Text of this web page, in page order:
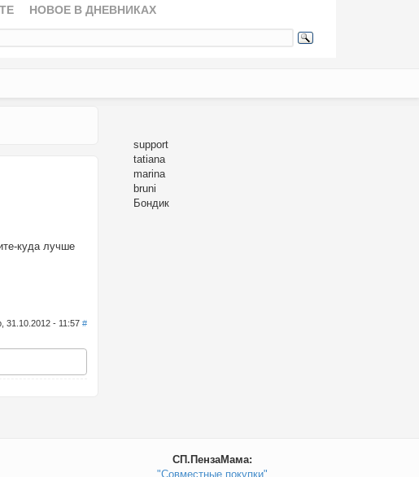
НОВОЕ В ДНЕВНИКАХ
куда лучше
31.10.2012 - 11:57 #
support
tatiana
marina
bruni
Бондик
СП.ПензаМама:
"Совместные покупки"